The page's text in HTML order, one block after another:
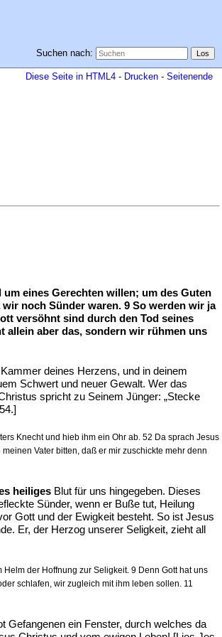
Suchen nach:
Diese Seite in HTML4 - Drucken - Seitenende
eines Gerechten willen; um des Guten
noch Sünder waren. 9 So werden wir ja
versöhnt sind durch den Tod seines
allein aber das, sondern wir rühmen uns
deines Herzens, und in deinem
Schwert und neuer Gewalt. Wer das
spricht zu Seinem Jünger: „Stecke
Knecht und hieb ihm ein Ohr ab. 52 Da sprach Jesus
Vater bitten, daß er mir zuschickte mehr denn
heiliges Blut für uns hingegeben. Dieses
Sünder, wenn er Buße tut, Heilung
Gott und der Ewigkeit besteht. So ist Jesus
Er, der Herzog unserer Seligkeit, zieht all
der Hoffnung zur Seligkeit. 9 Denn Gott hat uns
schlafen, wir zugleich mit ihm leben sollen. 11
Gefangenen ein Fenster, durch welches da